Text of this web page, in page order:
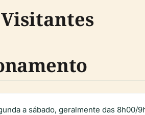
a sábado, geralmente das